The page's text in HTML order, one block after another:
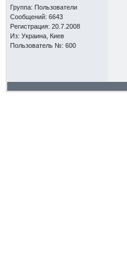
Группа: Пользователи
Сообщений: 6643
Регистрация: 20.7.2008
Из: Украина, Киев
Пользователь №: 600